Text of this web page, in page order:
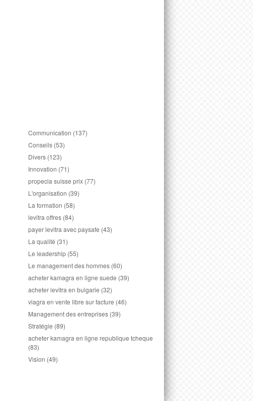
Communication (137)
Conseils (53)
Divers (123)
Innovation (71)
propecia suisse prix (77)
L'organisation (39)
La formation (58)
levitra offres (84)
payer levitra avec paysafe (43)
La qualité (31)
Le leadership (55)
Le management des hommes (60)
acheter kamagra en ligne suede (39)
acheter levitra en bulgarie (32)
viagra en vente libre sur facture (46)
Management des entreprises (39)
Stratégie (89)
acheter kamagra en ligne republique tcheque
(83)
Vision (49)